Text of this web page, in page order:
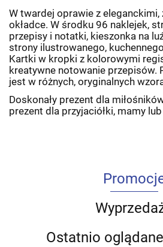
W twardej oprawie z eleganckimi,
okładce. W środku 96 naklejek,
przepisy i notatki, kieszonka na
strony ilustrowanego,
Kartki w kropki z kolorowymi
kreatywne notowanie przepisów.
jest w różnych, oryginalnych
Doskonały prezent dla
prezent dla przyjaciółki, mamy
Ostatnio